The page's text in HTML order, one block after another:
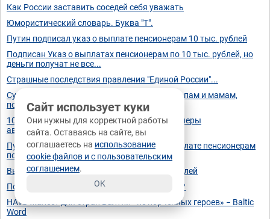
Как России заставить соседей себя уважать
Юмористический словарь. Буква "Т".
Путин подписал указ о выплате пенсионерам 10 тыс. рублей
Подписан Указ о выплатах пенсионерам по 10 тыс. рублей, но
деньги получат не все...
Страшные последствия правления "Единой России"...
Суды начали активно назначать штрафы папам и мамам,
поднявшим руку на ребёнка
10000 рублей от Путина получат все пенсионеры
автоматически. Указ подписан
Путин подписал указ о единовременной выплате пенсионерам
по 10000 рублей в сентябре 2021 года
Выплата пенсионерам: Путинские 10000 рублей
Потеря зрения. Как получить инвалидность?
НАТО жалеет для стран Балтии «не порченных героев» − Baltic
Word
Сайт использует куки
Они нужны для корректной работы
сайта. Оставаясь на сайте, вы
соглашаетесь на использование
cookie файлов и с пользовательским
соглашением.
OK